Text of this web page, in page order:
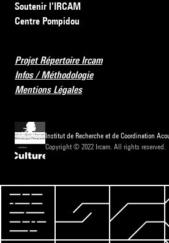
Soutenir l’IRCAM
Centre Pompidou
Projet Répertoire Ircam
Infos / Méthodologie
Mentions Légales
Institut de Recherche et de Coordination
Copyright © 2022 Ircam. All rights reserved.